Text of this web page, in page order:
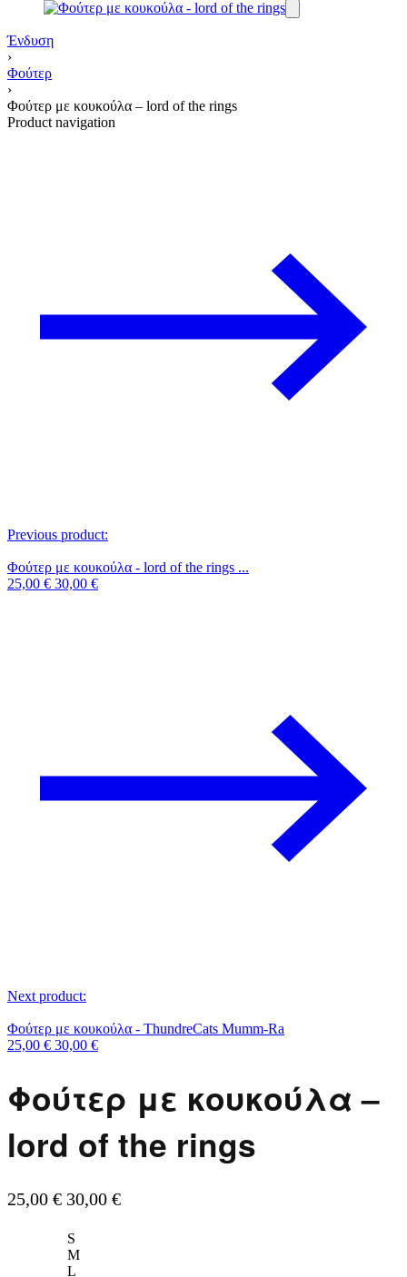
Ένδυση
›
Φούτερ
›
Φούτερ με κουκούλα – lord of the rings
Product navigation
Previous product:
Φούτερ με κουκούλα - lord of the rings ...
25,00 € 30,00 €
Next product:
Φούτερ με κουκούλα - ThundreCats Mumm-Ra
25,00 € 30,00 €
Φούτερ με κουκούλα –
lord of the rings
25,00 € 30,00 €
S
M
L